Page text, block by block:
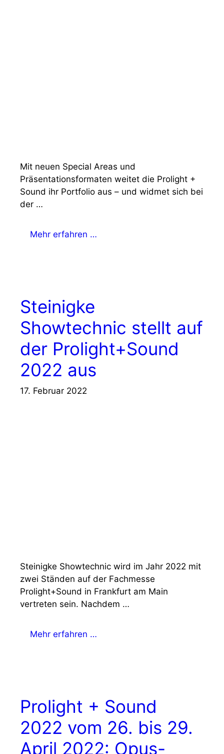
Mit neuen Special Areas und
Präsentationsformaten weitet die Prolight +
Sound ihr Portfolio aus – und widmet sich bei
der …
Mehr erfahren …
Steinigke
Showtechnic stellt auf
der Prolight+Sound
2022 aus
17. Februar 2022
Steinigke Showtechnic wird im Jahr 2022 mit
zwei Ständen auf der Fachmesse
Prolight+Sound in Frankfurt am Main
vertreten sein. Nachdem …
Mehr erfahren …
Prolight + Sound
2022 vom 26. bis 29.
April 2022: Opus-